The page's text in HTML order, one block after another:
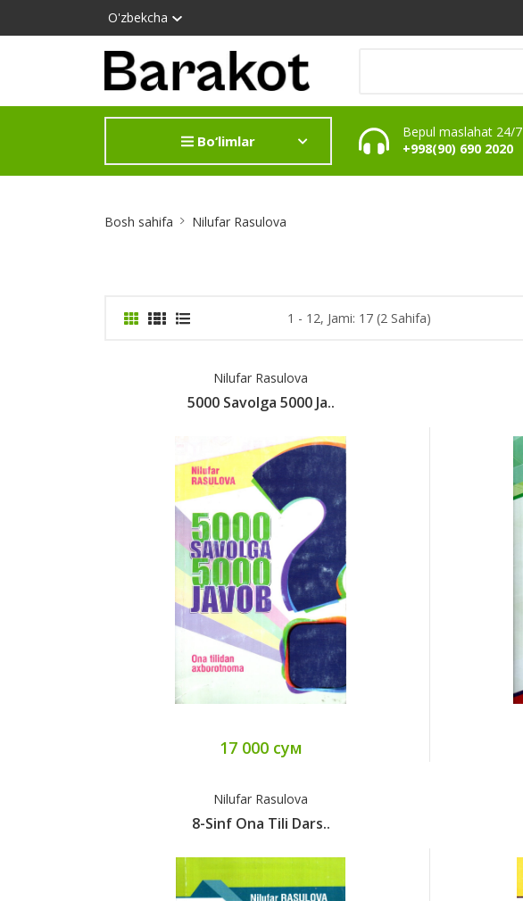
O'zbekcha
Bo‘limlar
Bepul maslahat 24/7
+998(90) 690 2020
Bosh sahifa Nilufar Rasulova
1 - 12, Jami: 17 (2 Sahifa)
Nilufar Rasulova
5000 Savolga 5000 Ja..
17 000 сум
Nilufar Rasulova
8-Sinf Ona Tili Dars..